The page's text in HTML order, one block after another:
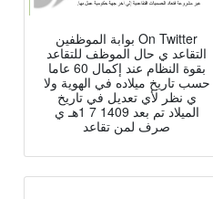
بوابة الموظفين On Twitter
التقاعد ي حال الموظف للتقاعد
بقوة النظام عند إكمال 60 عاما
حسب تاريخ ميلاده في الهوية ولا
ي نظر لأي تعديل في تاريخ
الميلاد تم بعد 1409 7 1هـ ي
صرف لمن تقاعد